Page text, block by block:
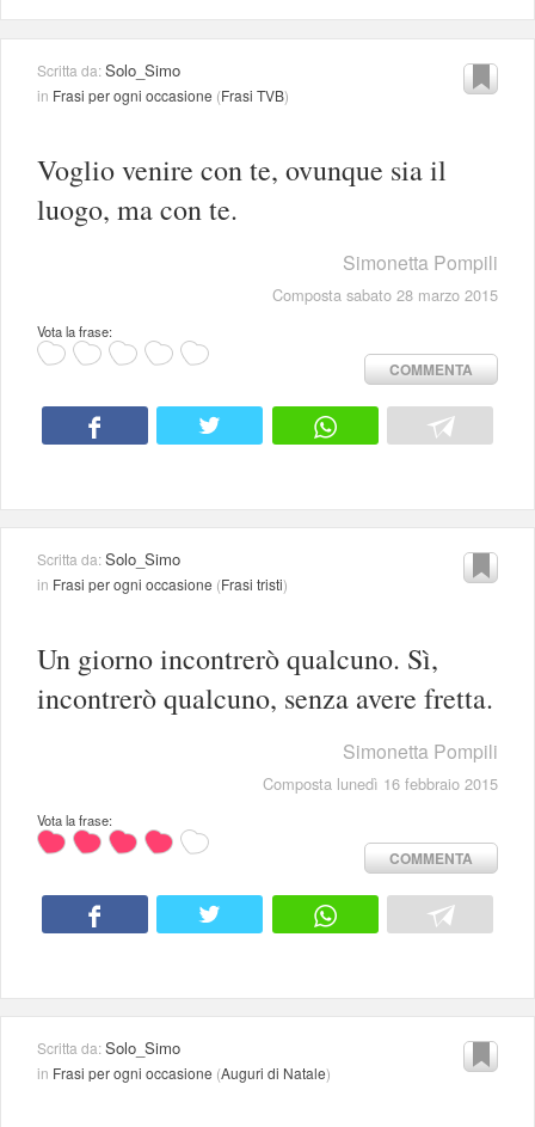
Scritta da:Solo_Simo
in Frasi per ogni occasione (Frasi TVB)
Voglio venire con te, ovunque sia il
luogo, ma con te.
Simonetta Pompili
Composta sabato 28 marzo 2015
Vota la frase:
COMMENTA
Scritta da:Solo_Simo
in Frasi per ogni occasione (Frasi tristi)
Un giorno incontrerò qualcuno. Sì,
incontrerò qualcuno, senza avere fretta.
Simonetta Pompili
Composta lunedì 16 febbraio 2015
Vota la frase:
COMMENTA
Scritta da:Solo_Simo
in Frasi per ogni occasione (Auguri di Natale)